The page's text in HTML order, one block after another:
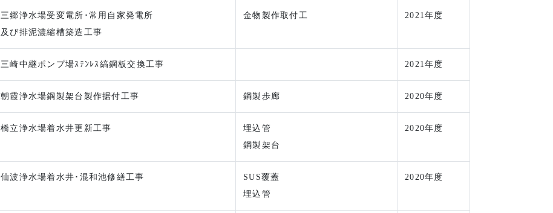
三郷浄水場受変電所･常用自家発電所
及び排泥濃縮槽築造工事
金物製作取付工 2021年度
三崎中継ポンプ場ｽﾃﾝﾚｽ縞鋼板交換工事 2021年度
朝霞浄水場鋼製架台製作据付工事 鋼製歩廊 2020年度
橋立浄水場着水井更新工事
埋込管
鋼製架台
2020年度
仙波浄水場着水井･混和池修繕工事
SUS覆蓋
埋込管
2020年度